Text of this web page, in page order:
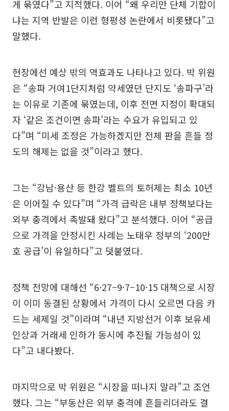
게 묶였다”고 지적했다. 이어 “왜 우리만 단체 기합이
냐는 지역 반발은 이런 형평성 논란에서 비롯됐다”고
말했다.
현장에선 예상 밖의 역효과도 나타나고 있다. 박 위원
은 “송파 거여1단지처럼 약세였던 단지도 ‘송파구’라
는 이유로 기존에 묶였는데, 이후 전면 지정이 확대되
자 ‘같은 조건이면 송파’라는 수요가 유입되고 있
다”며 “미세 조정은 가능하겠지만 전체 판을 흔들 정
도의 해제는 없을 것”이라고 했다.
그는 “강남·용산 등 한강 벨트의 토허제는 최소 10년
은 이어질 수 있다”며 “가격 급락은 내부 정책보다는
외부 충격에서 촉발돼 왔다”고 분석했다. 이어 “공급
으로 가격을 안정시킨 사례는 노태우 정부의 ‘200만
호 공급’이 유일하다”고 덧붙였다.
정책 전망에 대해선 “6·27–9·7–10·15 대책으로 시장
이 이미 동결된 상황에서 가격이 다시 오르면 다음 카
드는 세제일 것”이라며 “내년 지방선거 이후 보유세
인상과 거래세 인하가 동시에 추진될 가능성이 있
다”고 내다봤다.
마지막으로 박 위원은 “시장을 떠나지 말라”고 조언
했다. 그는 “부동산은 외부 충격에 흔들리더라도 결